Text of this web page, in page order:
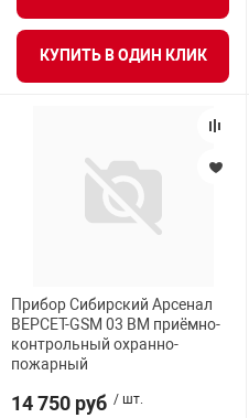
КУПИТЬ В ОДИН КЛИК
Прибор Сибирский Арсенал
ВЕРСЕТ-GSM 03 ВМ приёмно-
контрольный охранно-
пожарный
14 750 руб / шт.